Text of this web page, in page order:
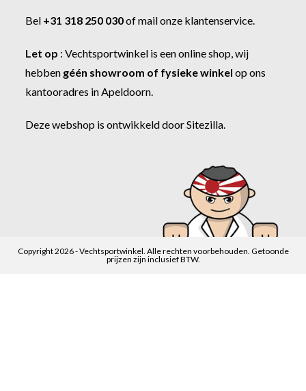
Bel +31 318 250 030ofmail onze klantenservice.
Let op :Vechtsportwinkel is een online shop, wij
hebben géén showroom of fysieke winkel op ons
kantooradres in Apeldoorn.
Deze webshop is ontwikkeld doorSitezilla.
Copyright 2026 - Vechtsportwinkel. Alle rechten voorbehouden. Getoonde
prijzen zijn inclusief BTW.